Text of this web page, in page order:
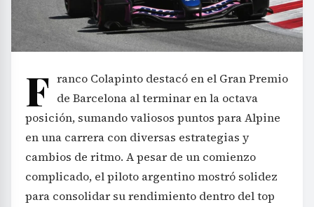
F ranco Colapinto destacó en el Gran Premio
de Barcelona al terminar en la octava
posición, sumando valiosos puntos para Alpine
en una carrera con diversas estrategias y
cambios de ritmo. A pesar de un comienzo
complicado, el piloto argentino mostró solidez
para consolidar su rendimiento dentro del top